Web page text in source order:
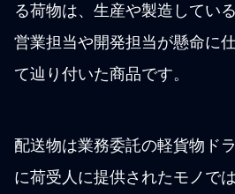
る荷物は、生産や製造してい
営業担当や開発担当が懸命に
て辿り付いた商品です。
配送物は業務委託の軽貨物ド
に荷受人に提供されたモノで